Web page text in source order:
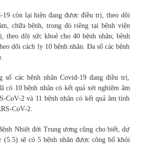
19 còn lại hiện đang được điều trị, theo dõi
chữa bệnh, trong đó riêng tại bệnh viện
theo dõi sức khoẻ cho 40 bệnh nhân; bệnh
dõi cách ly 10 bệnh nhân. Đa số các bệnh
số các bệnh nhân Covid-19 đang điều trị,
có 10 bệnh nhân có kết quả xét nghiệm âm
CoV-2 và 11 bệnh nhân có kết quả âm tính
CoV-2.
Nhiệt đới Trung ương cũng cho biết, dự
(5.5) sẽ có 5 bệnh nhân được công bố khỏi